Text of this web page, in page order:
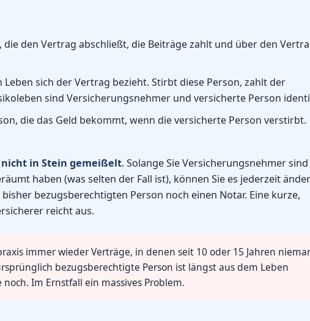
die den Vertrag abschließt, die Beiträge zahlt und über den
Leben sich der Vertrag bezieht. Stirbt diese Person, zahlt der
sind Versicherungsnehmer und versicherte Person
die das Geld bekommt, wenn die versicherte Person verstirbt.
nicht in Stein gemeißelt. Solange Sie Versicherungsnehmer
haben (was selten der Fall ist), können Sie es jederzeit
bezugsberechtigten Person noch einen Notar. Eine kurze,
reicht aus.
immer wieder Verträge, in denen seit 10 oder 15 Jahren
bezugsberechtigte Person ist längst aus dem Leben
Im Ernstfall ein massives Problem.